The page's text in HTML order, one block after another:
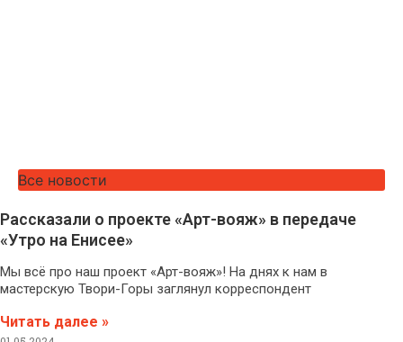
Все новости
Рассказали о проекте «Арт-вояж» в передаче
«Утро на Енисее»
Мы всё про наш проект «Арт-вояж»! На днях к нам в
мастерскую Твори-Горы заглянул корреспондент
Читать далее »